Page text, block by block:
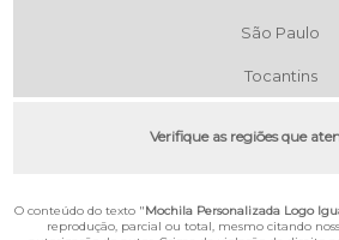
São Paulo
Tocantins
Verifique as regiões que
O conteúdo do texto "Mochila Personalizada Logo
reprodução, parcial ou total, mesmo citando